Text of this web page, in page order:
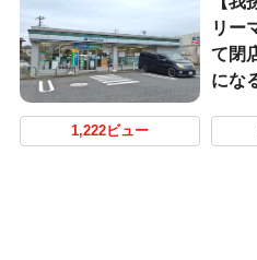
リー
て閉
にな
1,222ビュー